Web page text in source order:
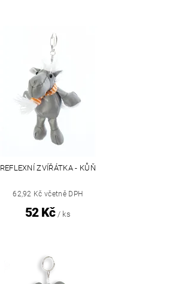
REFLEXNÍ ZVÍŘÁTKA - KŮŇ
62,92 Kč včetně DPH
52 Kč / ks